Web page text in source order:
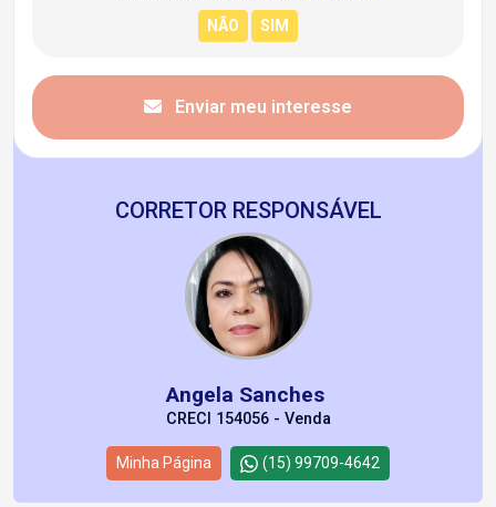
Enviar meu interesse
CORRETOR RESPONSÁVEL
Angela Sanches
CRECI 154056 - Venda
Minha Página (15) 99709-4642